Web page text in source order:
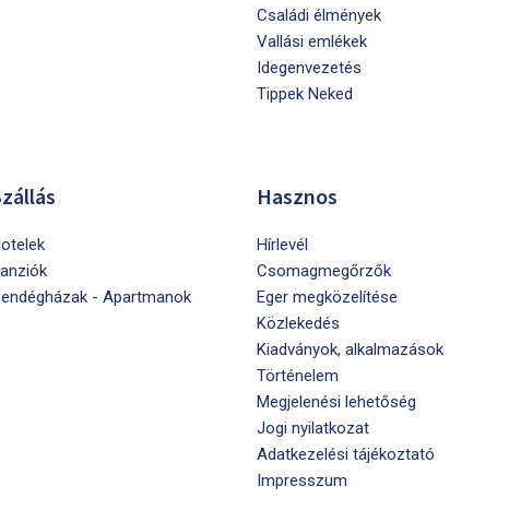
Családi élmények
Vallási emlékek
Idegenvezetés
Tippek Neked
- Apartmanok
Hasznos
Hírlevél
Csomagmegőrzők
Eger megközelítése
Közlekedés
Kiadványok, alkalmazások
Történelem
Megjelenési lehetőség
Jogi nyilatkozat
Adatkezelési tájékoztató
Impresszum